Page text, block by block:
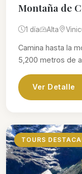
Montaña de
1 día Alta
Camina hasta la
5,200 metros de
Ver Detalle
TOURS